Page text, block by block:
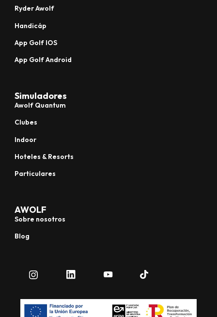
Ryder Awolf
Handicáp
App Golf IOS
App Golf Android
Simuladores
Awolf Quantum
Clubes
Indoor
Hoteles & Resorts
Particulares
AWOLF
Sobre nosotros
Blog